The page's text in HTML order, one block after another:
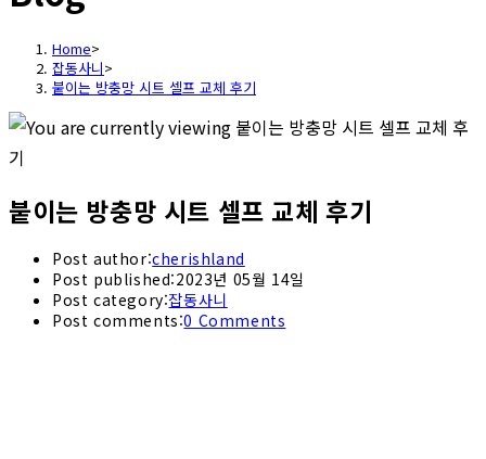
Home>
잡동사니>
붙이는 방충망 시트 셀프 교체 후기
붙이는 방충망 시트 셀프 교체 후기
Post author:cherishland
Post published:2023년 05월 14일
Post category:잡동사니
Post comments:0 Comments